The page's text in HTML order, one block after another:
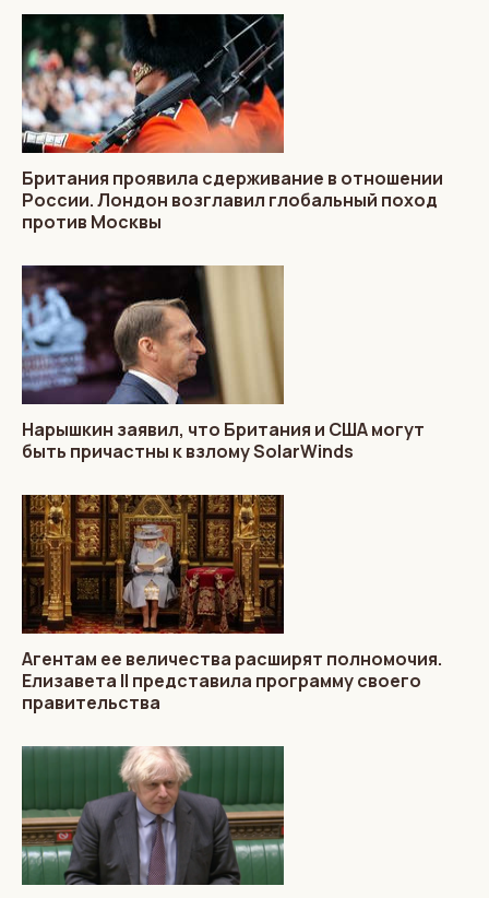
Британия проявила сдерживание в отношении
России. Лондон возглавил глобальный поход
против Москвы
Нарышкин заявил, что Британия и США могут
быть причастны к взлому SolarWinds
Агентам ее величества расширят полномочия.
Елизавета II представила программу своего
правительства